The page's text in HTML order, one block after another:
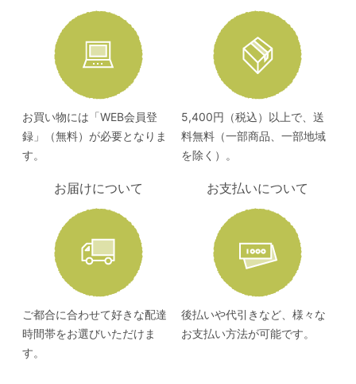
お買い物には「WEB会員登
録」（無料）が必要となりま
す。
5,400円（税込）以上で、送
料無料（一部商品、一部地域
を除く）。
お届けについて
ご都合に合わせて好きな配達
時間帯をお選びいただけま
す。
お支払いについて
後払いや代引きなど、様々な
お支払い方法が可能です。